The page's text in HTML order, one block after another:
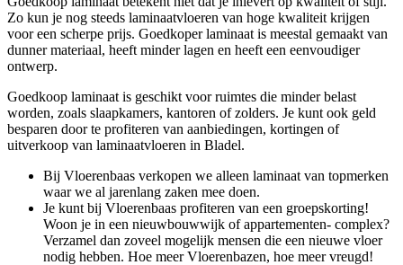
Zo kun je nog steeds laminaatvloeren van hoge kwaliteit krijgen
voor een scherpe prijs. Goedkoper laminaat is meestal gemaakt van
dunner materiaal, heeft minder lagen en heeft een eenvoudiger
ontwerp.
Goedkoop laminaat is geschikt voor ruimtes die minder belast
worden, zoals slaapkamers, kantoren of zolders. Je kunt ook geld
besparen door te profiteren van aanbiedingen, kortingen of
uitverkoop van laminaatvloeren in Bladel.
Bij Vloerenbaas verkopen we alleen laminaat van topmerken
waar we al jarenlang zaken mee doen.
Je kunt bij Vloerenbaas profiteren van een groepskorting!
Woon je in een nieuwbouwwijk of appartementen- complex?
Verzamel dan zoveel mogelijk mensen die een nieuwe vloer
nodig hebben. Hoe meer Vloerenbazen, hoe meer vreugd!